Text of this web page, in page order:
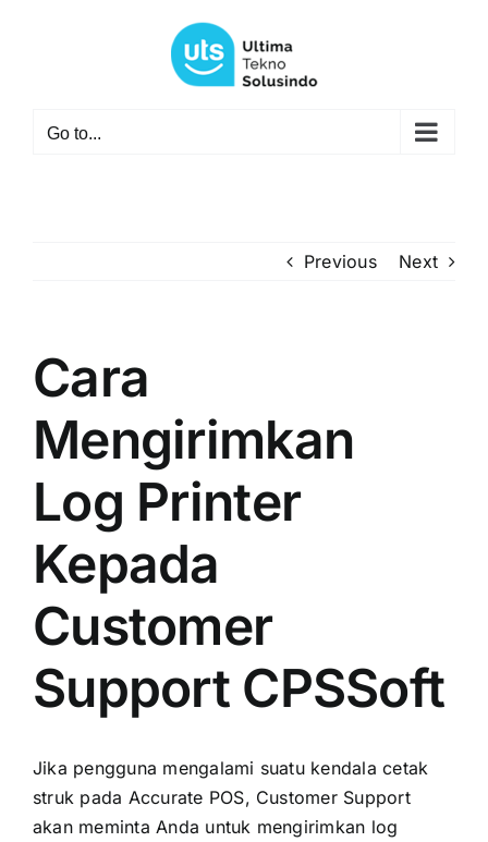
Go to...
Previous Next
Cara
Mengirimkan
Log Printer
Kepada
Customer
Support CPSSoft
Jika pengguna mengalami suatu kendala cetak
struk pada Accurate POS, Customer Support
akan meminta Anda untuk mengirimkan log